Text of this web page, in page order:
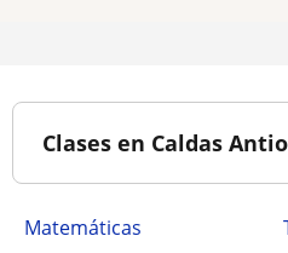
Clases en Caldas
Matemáticas